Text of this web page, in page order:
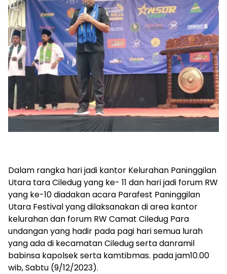
Dalam rangka hari jadi kantor Kelurahan Paninggilan
Utara tara Ciledug yang ke- 11 dan hari jadi forum RW
yang ke-10 diadakan acara Parafest Paninggilan
Utara Festival yang dilaksanakan di area kantor
kelurahan dan forum RW Camat Ciledug Para
undangan yang hadir pada pagi hari semua lurah
yang ada di kecamatan Ciledug serta danramil
babinsa kapolsek serta kamtibmas. pada jam10.00
wib, Sabtu (9/12/2023).